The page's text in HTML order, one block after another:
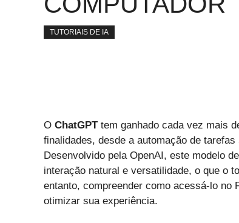
TUTORIAIS DE IA
O ChatGPTtem ganhado cada vez mais
finalidades, desde a automação de
Desenvolvido pela OpenAI, este modelo
interação natural e versatilidade, o que o
entanto, compreender como acessá-lo
otimizar sua experiência.